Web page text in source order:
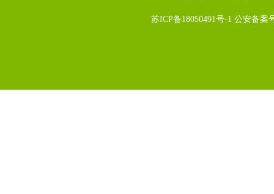
苏ICP备18050491号-1 公安备案